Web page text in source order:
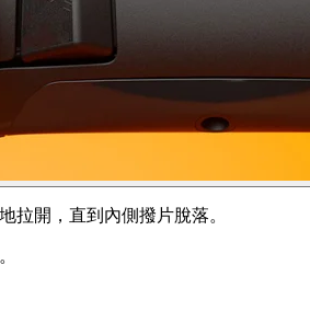
拉開，直到內側撥片脫落。